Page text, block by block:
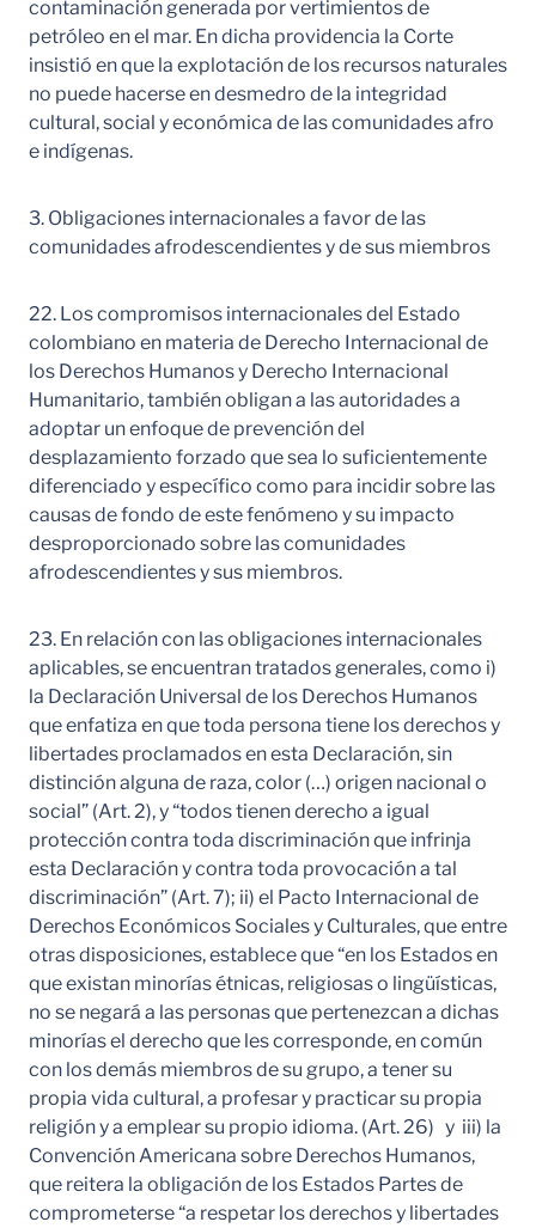
contaminación generada por vertimientos de
petróleo en el mar. En dicha providencia la Corte
insistió en que la explotación de los recursos naturales
no puede hacerse en desmedro de la integridad
cultural, social y económica de las comunidades afro
e indígenas.
3. Obligaciones internacionales a favor de las
comunidades afrodescendientes y de sus miembros
22. Los compromisos internacionales del Estado
colombiano en materia de Derecho Internacional de
los Derechos Humanos y Derecho Internacional
Humanitario, también obligan a las autoridades a
adoptar un enfoque de prevención del
desplazamiento forzado que sea lo suficientemente
diferenciado y específico como para incidir sobre las
causas de fondo de este fenómeno y su impacto
desproporcionado sobre las comunidades
afrodescendientes y sus miembros.
23. En relación con las obligaciones internacionales
aplicables, se encuentran tratados generales, como i)
la Declaración Universal de los Derechos Humanos
que enfatiza en que toda persona tiene los derechos y
libertades proclamados en esta Declaración, sin
distinción alguna de raza, color (…) origen nacional o
social” (Art. 2), y “todos tienen derecho a igual
protección contra toda discriminación que infrinja
esta Declaración y contra toda provocación a tal
discriminación” (Art. 7); ii) el Pacto Internacional de
Derechos Económicos Sociales y Culturales, que entre
otras disposiciones, establece que “en los Estados en
que existan minorías étnicas, religiosas o lingüísticas,
no se negará a las personas que pertenezcan a dichas
minorías el derecho que les corresponde, en común
con los demás miembros de su grupo, a tener su
propia vida cultural, a profesar y practicar su propia
religión y a emplear su propio idioma. (Art. 26) y iii) la
Convención Americana sobre Derechos Humanos,
que reitera la obligación de los Estados Partes de
comprometerse “a respetar los derechos y libertades